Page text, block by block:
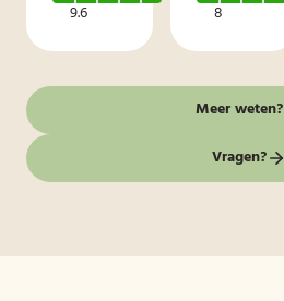
9.6 8
Meer weten?
Vragen?